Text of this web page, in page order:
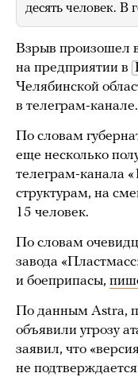
десять человек. В
Взрыв произошел
на предприятии в
Челябинской
в телеграм-канале.
По словам
еще несколько
телеграм-канала
структурам, на
15 человек.
По словам
завода
и боеприпасы,
По данным Astra,
объявили угрозу
заявил, что
не